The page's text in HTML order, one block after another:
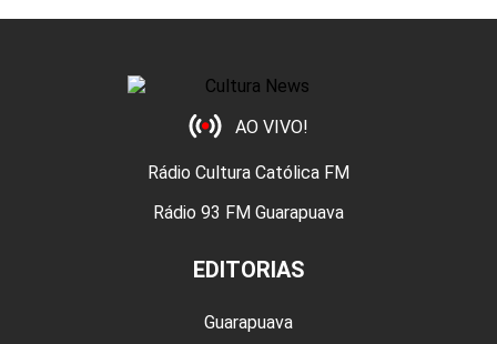
AO VIVO!
Rádio Cultura Católica FM
Rádio 93 FM Guarapuava
EDITORIAS
Guarapuava